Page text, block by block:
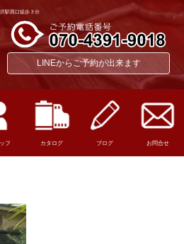
駅西口徒歩３分
LINEからご予約が出来ます
フ カタログ ブログ お問合せ